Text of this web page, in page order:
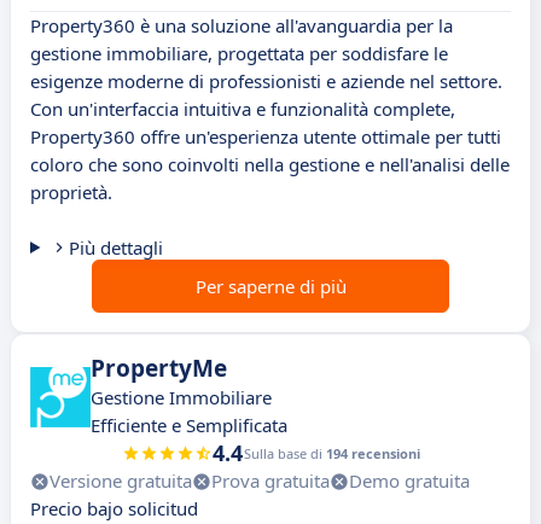
Property360 è una soluzione all'avanguardia per la
gestione immobiliare, progettata per soddisfare le
esigenze moderne di professionisti e aziende nel settore.
Con un'interfaccia intuitiva e funzionalità complete,
Property360 offre un'esperienza utente ottimale per tutti
coloro che sono coinvolti nella gestione e nell'analisi delle
proprietà.
Più dettagli
Per saperne di più
PropertyMe
Gestione Immobiliare
Efficiente e Semplificata
4.4Sulla base di 194 recensioni
Versione gratuita Prova gratuita
Demo gratuita
Precio bajo solicitud